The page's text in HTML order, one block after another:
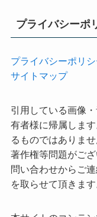
プライバシーポ
プライバシーポリ
サイトマップ
引用している画像
有者様に帰属しま
るものではありませ
著作権等問題がご
問い合わせからご
を取らせて頂きます